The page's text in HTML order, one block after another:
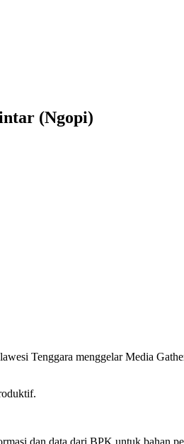
(Ngopi)
Tenggara menggelar Media